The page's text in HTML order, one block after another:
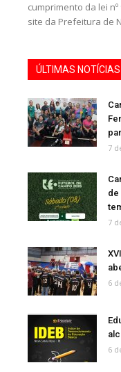
cumprimento da lei
site da Prefeitura de
ÚLTIMAS NOTÍCIAS
7
de
7
6
6